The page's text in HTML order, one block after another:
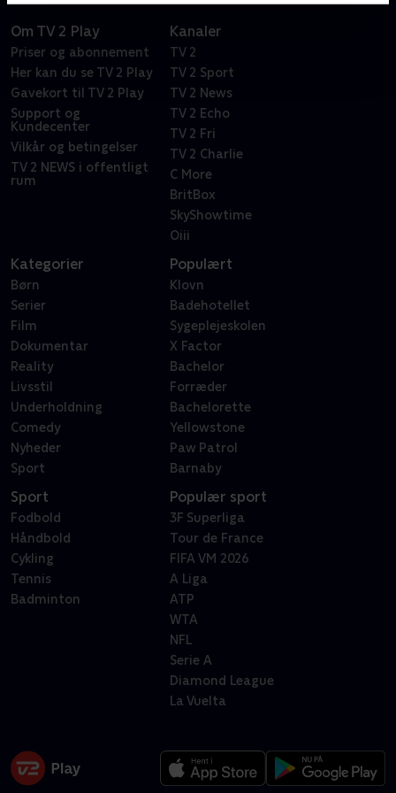
Om TV 2 Play
Priser og abonnement
Her kan du se TV 2 Play
Gavekort til TV 2 Play
Support og
Kundecenter
Vilkår og betingelser
TV 2 NEWS i offentligt
rum
Kanaler
TV 2
TV 2 Sport
TV 2 News
TV 2 Echo
TV 2 Fri
TV 2 Charlie
C More
BritBox
SkyShowtime
Oiii
Kategorier
Børn
Serier
Film
Dokumentar
Reality
Livsstil
Underholdning
Comedy
Nyheder
Sport
Populært
Klovn
Badehotellet
Sygeplejeskolen
X Factor
Bachelor
Forræder
Bachelorette
Yellowstone
Paw Patrol
Barnaby
Sport
Fodbold
Håndbold
Cykling
Tennis
Badminton
Populær sport
3F Superliga
Tour de France
FIFA VM 2026
A Liga
ATP
WTA
NFL
Serie A
Diamond League
La Vuelta